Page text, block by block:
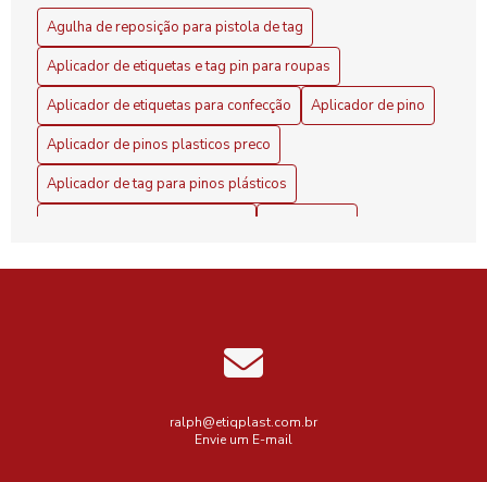
Agulha de reposição para pistola de tag
Aplicador de etiquetas e tag pin para roupas
Aplicador de etiquetas para confecção
Aplicador de pino
Aplicador de pinos plasticos preco
Aplicador de tag para pinos plásticos
Pino anel para lacrar produtos
Pino plástico para aplicador de etiquetas
ralph@etiqplast.com.br
Envie um E-mail